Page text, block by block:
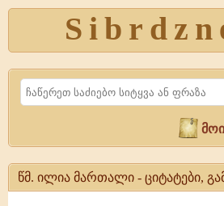
Search
წმ. ილია მართალი - ციტატები,